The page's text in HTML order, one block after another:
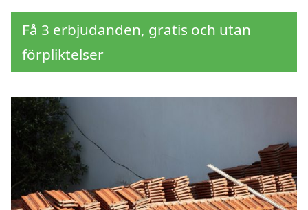
Få 3 erbjudanden, gratis och utan
förpliktelser